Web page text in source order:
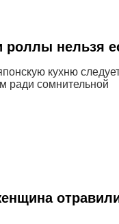
роллы нельзя
кухню
ради сомнительной